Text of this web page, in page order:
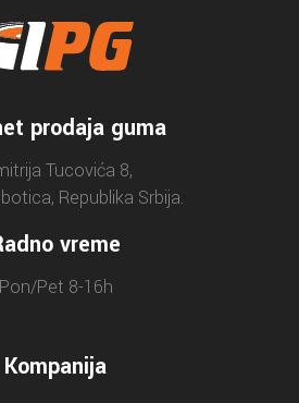
prodaja guma
Tucovića 8,
Republika Srbija.
vreme
Pon/Pet 8-16h
Kompanija